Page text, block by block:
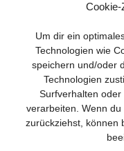
Cookie-
Um dir ein
Technologien wie
speichern und/oder
Technologien
Surfverhalten
verarbeiten. Wenn
zurückziehst, können
Airbus Helicopters
H145. Mit diesem